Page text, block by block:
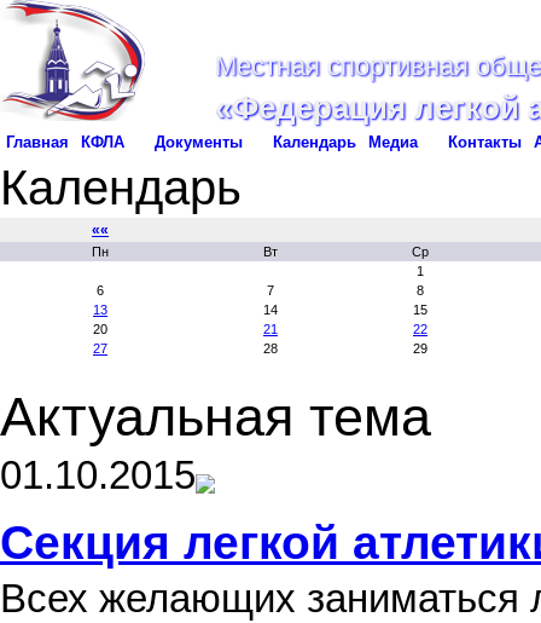
Местная спортивная
«Федерация легкой
Главная КФЛА Документы Календарь Медиа Контакты
Календарь
««
Пн Вт
Ср
1
6
7
8
13
14
15
20
21
22
27
28 29
Актуальная тема
01.10.2015
Секция легкой
Всех желающих заниматься